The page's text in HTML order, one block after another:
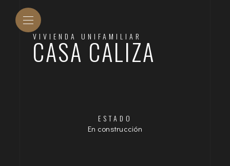
VIVIENDA UNIFAMILIAR
CASA CALIZA
ESTADO
En construcción